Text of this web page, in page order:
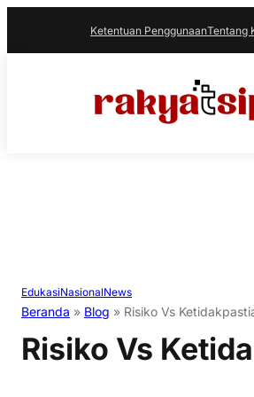
Ketentuan PenggunaanTentang
EdukasiNasionalNews
Beranda » Blog » Risiko Vs
Risiko Vs